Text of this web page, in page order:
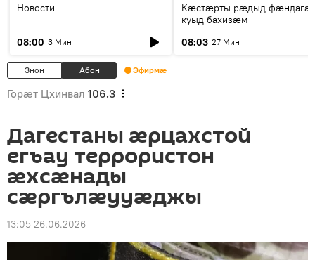
Новости
08:00 3 Мин
Кæстæрты рæдыд
куыд бахизæм
08:03 27 Мин
Знон Абон Эфирмæ
Горӕт Цхинвал 106.3
Дагестаны æрцахстой
егъау террористон
æхсæнады
сæргълæууæджы
13:05 26.06.2026